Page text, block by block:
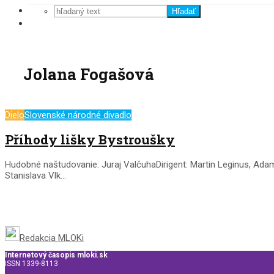
Hľadať
Jolana Fogašová
DieloSlovenské národné divadlo
Příhody lišky Bystroušky
Hudobné naštudovanie: Juraj ValčuhaDirigent: Martin Leginus,
Stanislava Vlk...
Redakcia MLOKi
Internetový časopis mloki.sk
ISSN 1339-8113